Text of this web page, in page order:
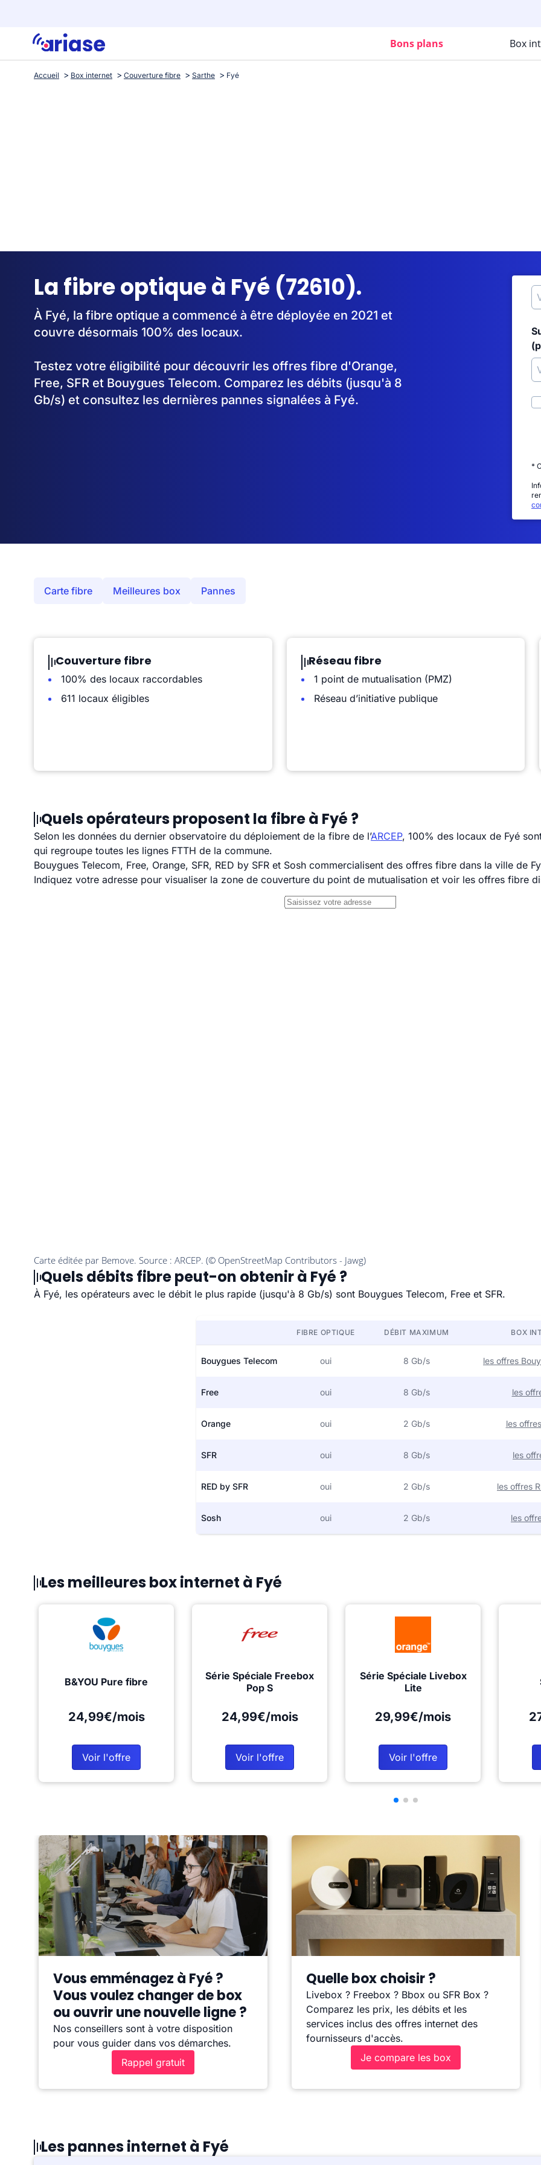
Bons plans Box
Accueil Box internet Couverture fibre Sarthe Fyé
La fibre optique à Fyé (72610).
À Fyé, la fibre optique a commencé à être déployée en 2021 et
couvre désormais 100% des locaux.
Testez votre éligibilité pour découvrir les offres fibre d'Orange,
Free, SFR et Bouygues Telecom. Comparez les débits (jusqu'à 8
Gb/s) et consultez les dernières pannes signalées à Fyé.
*
Carte fibre Meilleures box Pannes
Couverture fibre
100% des locaux raccordables
611 locaux éligibles
Réseau fibre
1 point de mutualisation (PMZ)
Réseau d’initiative publique
Quels opérateurs proposent la fibre à Fyé ?
Selon les données du dernier observatoire du déploiement de la fibre de l’ARCEP, 100% des locaux de Fyé
qui regroupe toutes les lignes FTTH de la commune.
Bouygues Telecom, Free, Orange, SFR, RED by SFR et Sosh commercialisent des offres fibre dans la ville de
Indiquez votre adresse pour visualiser la zone de couverture du point de mutualisation et voir les offres fibre
Quels débits fibre peut-on obtenir à Fyé ?
À Fyé, les opérateurs avec le débit le plus rapide (jusqu'à 8 Gb/s) sont Bouygues Telecom, Free et SFR.
FIBRE OPTIQUE DÉBIT MAXIMUM BOX
Bouygues Telecom oui 8 Gb/s les offres
Free oui 8 Gb/s les
Orange oui 2 Gb/s les
SFR oui 8 Gb/s les
RED by SFR oui 2 Gb/s les offres
Sosh oui 2 Gb/s les
Les meilleures box internet à Fyé
B&YOU Pure fibre
24,99€/mois
Voir l'offre
Série Spéciale Freebox
Pop S
24,99€/mois
Voir l'offre
Série Spéciale Livebox
Lite
29,99€/mois
Voir l'offre
Vous emménagez à Fyé ?
Vous voulez changer de box
ou ouvrir une nouvelle ligne ?
Nos conseillers sont à votre disposition
pour vous guider dans vos démarches.
Rappel gratuit
Quelle box choisir ?
Livebox ? Freebox ? Bbox ou SFR Box ?
Comparez les prix, les débits et les
services inclus des offres internet des
fournisseurs d'accès.
Je compare les box
Les pannes internet à Fyé